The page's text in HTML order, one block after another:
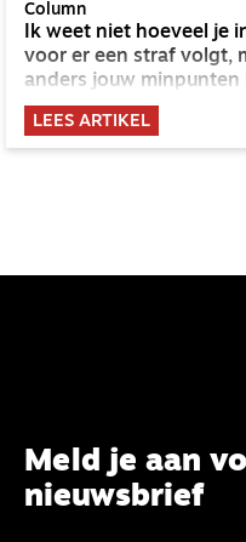
Column
Ik weet niet hoeveel je
voor er een straf volgt,
anders jouw minpunten
LEES ARTIKEL
Meld je aan
nieuwsbrief